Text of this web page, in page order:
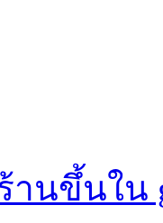
านขึ้นใน